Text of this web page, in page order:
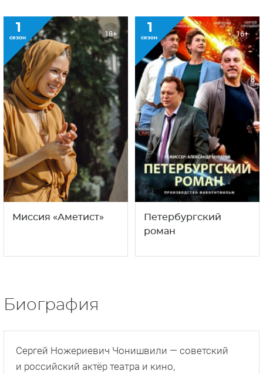
1
сезон 18+
Миссия «Аметист»
1
сезон 16+
Петербургский
роман
Биография
Сергей Ножериевич Чонишвили — советский
и российский актёр театра и кино,